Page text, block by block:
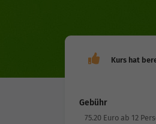
Gebühr
75.20 Euro ab 12